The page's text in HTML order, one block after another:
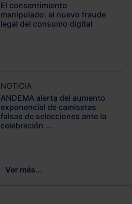
El consentimiento
manipulado: el nuevo fraude
legal del consumo digital
NOTICIA
ANDEMA alerta del aumento
exponencial de camisetas
falsas de selecciones ante la
celebración ...
Ver más...